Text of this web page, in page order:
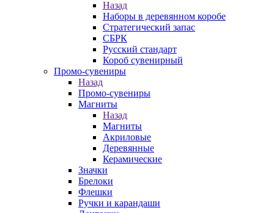
Назад
Наборы в деревянном коробе
Стратегический запас
СБРК
Русский стандарт
Короб сувенирный
Промо-сувениры
Назад
Промо-сувениры
Магниты
Назад
Магниты
Акриловые
Деревянные
Керамические
Значки
Брелоки
Флешки
Ручки и карандаши